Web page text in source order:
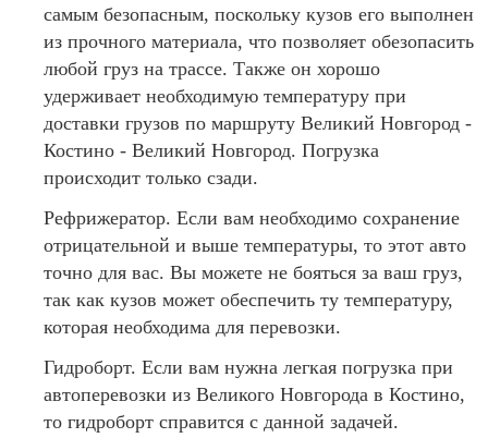
самым безопасным, поскольку кузов его выполнен
из прочного материала, что позволяет обезопасить
любой груз на трассе. Также он хорошо
удерживает необходимую температуру при
доставки грузов по маршруту Великий Новгород -
Костино - Великий Новгород. Погрузка
происходит только сзади.
Рефрижератор. Если вам необходимо сохранение
отрицательной и выше температуры, то этот авто
точно для вас. Вы можете не бояться за ваш груз,
так как кузов может обеспечить ту температуру,
которая необходима для перевозки.
Гидроборт. Если вам нужна легкая погрузка при
автоперевозки из Великого Новгорода в Костино,
то гидроборт справится с данной задачей.